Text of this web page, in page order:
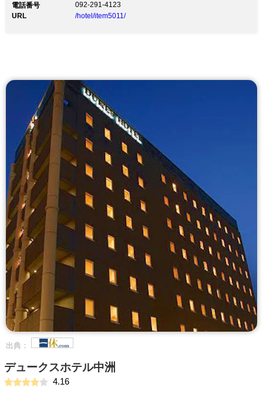
電話番号
092-291-4123
URL
/hotel/item5011/
出典：
デュークスホテル中洲
4.16